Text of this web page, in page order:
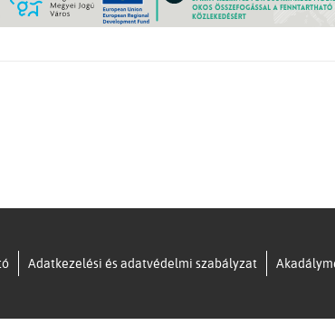
Adatkezelési és adatvédelmi szabályzat